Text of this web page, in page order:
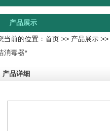
产品展示
当前的位置： 首页 >> 产品展示 >>
消毒器*
产品详细